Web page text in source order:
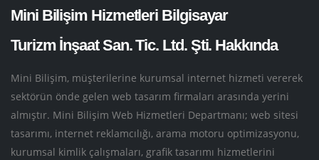
Mini Bilişim Hizmetleri Bilgisayar
Turizm İnşaat San. Tic. Ltd. Şti. Hakkında
Mini Bilişim, müşterilerine kurumsal internet hizmeti vererek
sektörün önde gelen web tasarım firmaları arasında yerini
almıştır. Mini Bilişim Web Hizmetleri Departmanı; web sitesi
tasarımı, internet reklamcılığı, arama motoru optimizasyonu,
kurumsal kimlik çalışmaları, grafik tasarımı hizmetlerini